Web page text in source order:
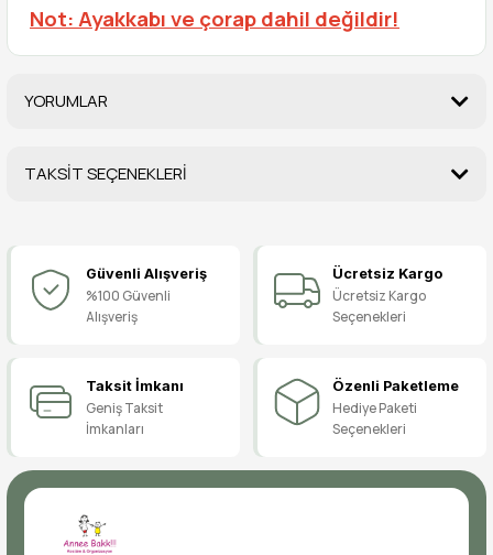
Not: Ayakkabı ve çorap dahil değildir!
YORUMLAR
Yorum Yaz
TAKSİT SEÇENEKLERİ
Güvenli Alışveriş
%100 Güvenli
Alışveriş
Ücretsiz Kargo
Ücretsiz Kargo
Seçenekleri
Taksit İmkanı
Geniş Taksit
İmkanları
Özenli Paketleme
Hediye Paketi
Seçenekleri